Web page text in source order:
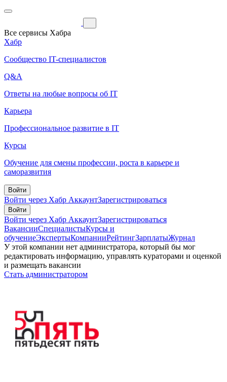
Все сервисы Хабра
Хабр
Сообщество IT-специалистов
Q&A
Ответы на любые вопросы об IT
Карьера
Профессиональное развитие в IT
Курсы
Обучение для смены профессии, роста в карьере и
саморазвития
Войти
Войти через Хабр АккаунтЗарегистрироваться
Войти
Войти через Хабр АккаунтЗарегистрироваться
ВакансииСпециалистыКурсы и
обучениеЭкспертыКомпанииРейтингЗарплатыЖурнал
У этой компании нет администратора, который бы мог
редактировать информацию, управлять кураторами и оценкой
и размещать вакансии
Стать администратором